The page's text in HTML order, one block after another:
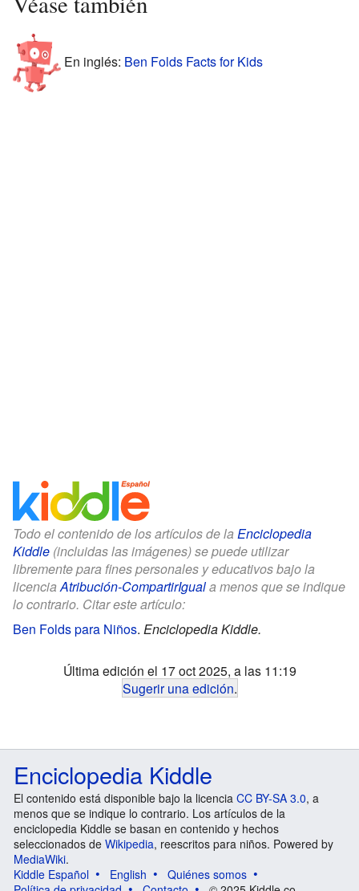
En inglés: Ben Folds Facts for Kids
Todo el contenido de los artículos de la Enciclopedia
Kiddle (incluidas las imágenes) se puede utilizar
libremente para fines personales y educativos bajo la
licenciaAtribución-CompartirIguala menos que se indique
lo contrario. Citar este artículo:
Ben Folds para Niños. Enciclopedia Kiddle.
Última edición el 17 oct 2025, a las 11:19
Sugerir una edición.
Enciclopedia Kiddle
El contenido está disponible bajo la licencia CC BY-SA 3.0, a
menos que se indique lo contrario. Los artículos de la
enciclopedia Kiddle se basan en contenido y hechos
seleccionados de Wikipedia, reescritos para niños. Powered by
MediaWiki.
Kiddle Español
English
Quiénes somos